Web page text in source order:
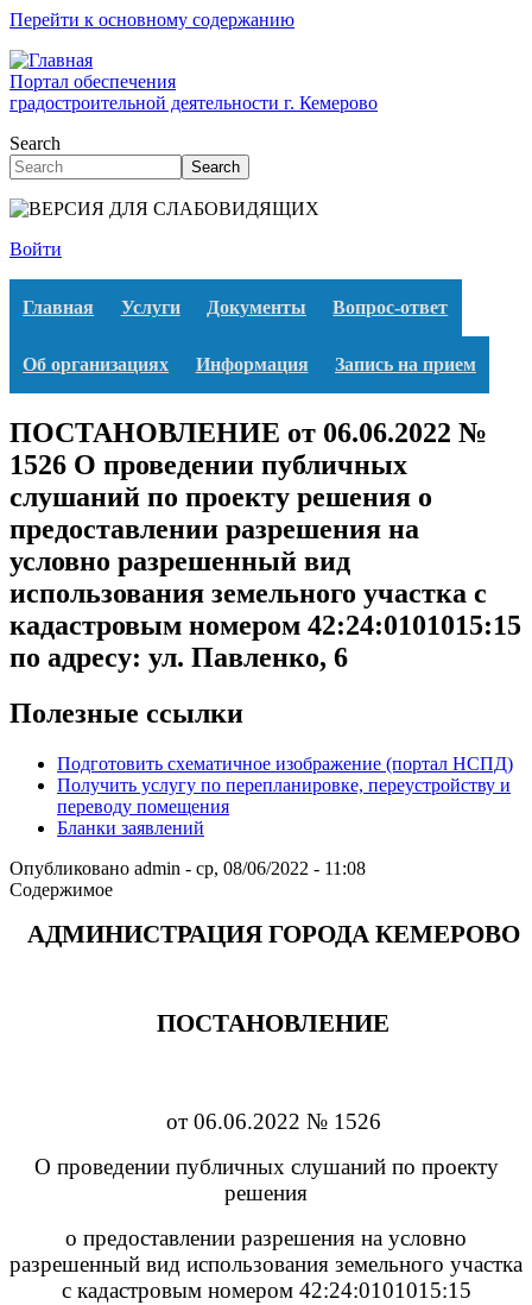
Перейти к основному содержанию
Портал обеспечения
градостроительной деятельности г. Кемерово
Search
Search
Войти
Главная Услуги Документы Вопрос-ответ
Об организациях Информация Запись на прием
ПОСТАНОВЛЕНИЕ от 06.06.2022 №
1526 О проведении публичных
слушаний по проекту решения о
предоставлении разрешения на
условно разрешенный вид
использования земельного участка с
кадастровым номером 42:24:0101015:15
по адресу: ул. Павленко, 6
Полезные ссылки
Подготовить схематичное изображение (портал НСПД)
Получить услугу по перепланировке, переустройству и
переводу помещения
Бланки заявлений
Опубликовано admin - ср, 08/06/2022 - 11:08
Содержимое
АДМИНИСТРАЦИЯ ГОРОДА КЕМЕРОВО
ПОСТАНОВЛЕНИЕ
от 06.06.2022 № 1526
О проведении публичных слушаний по проекту
решения
о предоставлении разрешения на условно
разрешенный вид использования земельного участка
с кадастровым номером 42:24:0101015:15